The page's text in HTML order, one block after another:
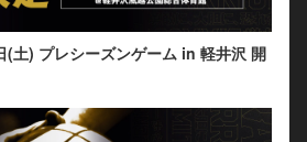
(土) プレシーズンゲーム in 軽井沢 開